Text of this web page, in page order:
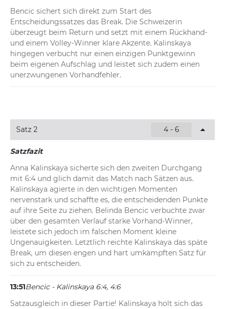
Bencic sichert sich direkt zum Start des
Entscheidungssatzes das Break. Die Schweizerin
überzeugt beim Return und setzt mit einem Rückhand-
und einem Volley-Winner klare Akzente. Kalinskaya
hingegen verbucht nur einen einzigen Punktgewinn
beim eigenen Aufschlag und leistet sich zudem einen
unerzwungenen Vorhandfehler.
Satz 2 4 - 6
Satzfazit
Anna Kalinskaya sicherte sich den zweiten Durchgang
mit 6:4 und glich damit das Match nach Sätzen aus.
Kalinskaya agierte in den wichtigen Momenten
nervenstark und schaffte es, die entscheidenden Punkte
auf ihre Seite zu ziehen. Belinda Bencic verbuchte zwar
über den gesamten Verlauf starke Vorhand-Winner,
leistete sich jedoch im falschen Moment kleine
Ungenauigkeiten. Letztlich reichte Kalinskaya das späte
Break, um diesen engen und hart umkämpften Satz für
sich zu entscheiden.
13:51Bencic - Kalinskaya 6:4, 4:6
Satzausgleich in dieser Partie! Kalinskaya holt sich das